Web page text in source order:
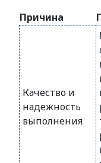
Причина
Качество и
надежность
выполнения